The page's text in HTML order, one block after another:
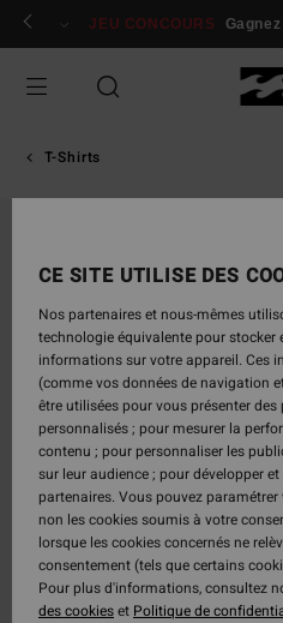
Passer
Se connecter / s'inscrire
JEU CONCOURS
T-Shirts
CE SITE UTILISE DES
Nos partenaires et nous-mêmes
technologie équivalente pour stocker
informations sur votre appareil. Ces
(comme vos données de navigation
être utilisées pour vous présenter
personnalisés ; pour mesurer la
contenu ; pour personnaliser les
sur leur audience ; pour développer
partenaires. Vous pouvez
non les cookies soumis à votre
lorsque les cookies concernés ne
consentement (tels que certains
Pour plus d'informations, consultez
des cookieset Politique de